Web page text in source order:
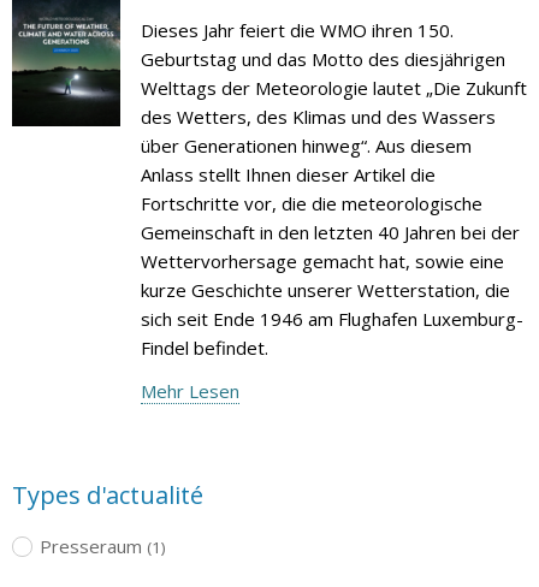
Dieses Jahr feiert die WMO ihren 150.
Geburtstag und das Motto des diesjährigen
Welttags der Meteorologie lautet „Die Zukunft
des Wetters, des Klimas und des Wassers
über Generationen hinweg“. Aus diesem
Anlass stellt Ihnen dieser Artikel die
Fortschritte vor, die die meteorologische
Gemeinschaft in den letzten 40 Jahren bei der
Wettervorhersage gemacht hat, sowie eine
kurze Geschichte unserer Wetterstation, die
sich seit Ende 1946 am Flughafen Luxemburg-
Findel befindet.
Mehr Lesen
Types d'actualité
Presseraum (1)